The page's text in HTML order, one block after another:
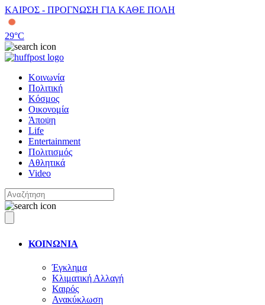
ΚΑΙΡΟΣ - ΠΡΟΓΝΩΣΗ ΓΙΑ ΚΑΘΕ ΠΟΛΗ
29°C
Κοινωνία
Πολιτική
Κόσμος
Οικονομία
Άποψη
Life
Entertainment
Πολιτισμός
Αθλητικά
Video
ΚΟΙΝΩΝΙΑ
Έγκλημα
Κλιματική Αλλαγή
Καιρός
Ανακύκλωση